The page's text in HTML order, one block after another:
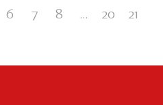
6 7 8 ... 20 21